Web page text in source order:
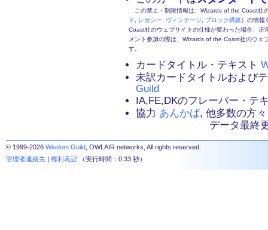
この禁止・制限情報は、Wizards of the Coast社
ド
レガシー ヴィンテージ ブロック構築）の情報
Coast社のウェブサイトの仕様が変わった場合、
メント参加の際は、Wizards of the Coast社のウェ
す。
カードタイトル・テキスト
未訳カードタイトルおよび
Guild
IA,FE,DKのフレーバー・テ
協力 あんかば, 他多数の方々
データ最終
© 1999-2026 Wisdom Guild , OWLAIR networks, All rights reserved.
管理者連絡先 | 権利表記 （実行時間：0.33 秒）